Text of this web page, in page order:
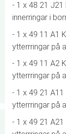
- 1 x 48 21 J21
innerringar i
- 1 x 49 11 A1
ytterrringar på
- 1 x 49 11 A2
ytterrringar på
- 1 x 49 21
ytterrringar på
- 1 x 49 21